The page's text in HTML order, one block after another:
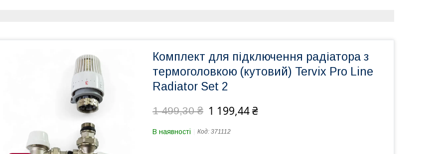
Комплект для підключення радіатора з
термоголовкою (кутовий) Tervix Pro Line
Radiator Set 2
1 499,30 ₴ 1 199,44 ₴
В наявності Код: 371112